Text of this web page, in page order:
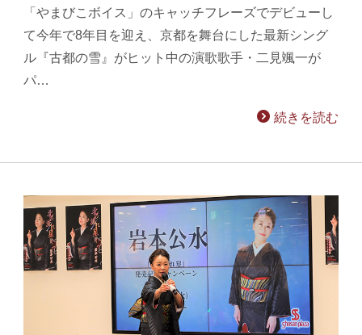
「やまびこボイス」のキャッチフレーズでデビューし
て今年で8年目を迎え、京都を舞台にした最新シング
ル『古都の雪』がヒット中の演歌歌手・二見颯一が
パ…
続きを読む